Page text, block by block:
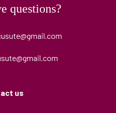
questions?
us